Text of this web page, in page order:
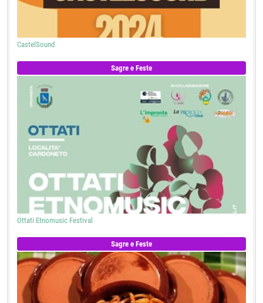
CastelSound
Sagre e Feste
Ottati Etnomusic Festival
Sagre e Feste